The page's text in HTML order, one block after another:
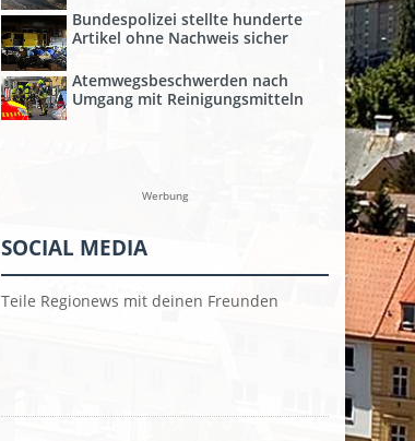
Bundespolizei stellte hunderte
Artikel ohne Nachweis sicher
Atemwegsbeschwerden nach
Umgang mit Reinigungsmitteln
Werbung
SOCIAL MEDIA
Teile Regionews mit deinen Freunden